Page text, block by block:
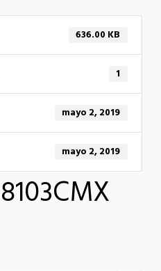
636.00 KB
1
mayo 2, 2019
mayo 2, 2019